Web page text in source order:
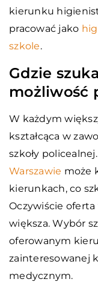
kierunku
pracować jako
szkole.
Gdzie
możliwość
W każdym
kształcąca w
szkoły
Warszawie może
kierunkach, co
Oczywiście oferta
większa. Wybór
oferowanym
zainteresowanej
medycznym.